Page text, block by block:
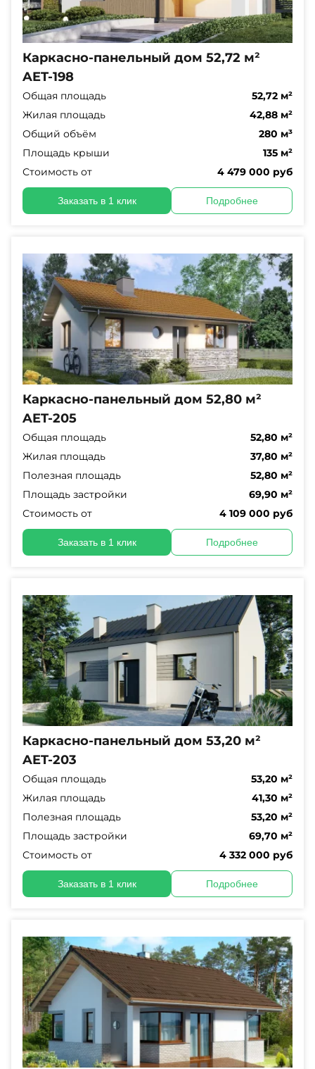
Каркасно-панельный дом 52,72 м²
AET-198
Общая площадь
52,72 м²
Жилая площадь
42,88 м²
Общий объём
280 м³
Площадь крыши
135 м²
Стоимость от
4 479 000 руб
Заказать в 1 клик Подробнее
Каркасно-панельный дом 52,80 м²
AET-205
Общая площадь
52,80 м²
Жилая площадь
37,80 м²
Полезная площадь
52,80 м²
Площадь застройки
69,90 м²
Стоимость от
4 109 000 руб
Заказать в 1 клик Подробнее
Каркасно-панельный дом 53,20 м²
AET-203
Общая площадь
53,20 м²
Жилая площадь
41,30 м²
Полезная площадь
53,20 м²
Площадь застройки
69,70 м²
Стоимость от
4 332 000 руб
Заказать в 1 клик Подробнее